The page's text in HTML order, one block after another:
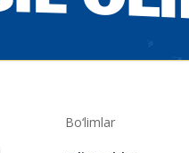
Bo‘limlar